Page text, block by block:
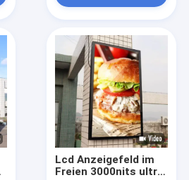
Lcd Anzeigefeld im
Freien 3000nits ultra